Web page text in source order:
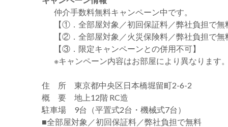
仲介手数料無料キャンペーン中です。
【①．全部屋対象／初回保証料／弊社負担で無
【②．全部屋対象／火災保険料／弊社負担で無
【③．限定キャンペーンとの併用不可】
※キャンペーン内容はお部屋により異なります。
住 所 東京都中央区日本橋堀留町2-6-2
概 要 地上12階 RC造
駐車場 9台（平置式2台・機械式7台）
■全部屋対象／初回保証料／弊社負担で無料